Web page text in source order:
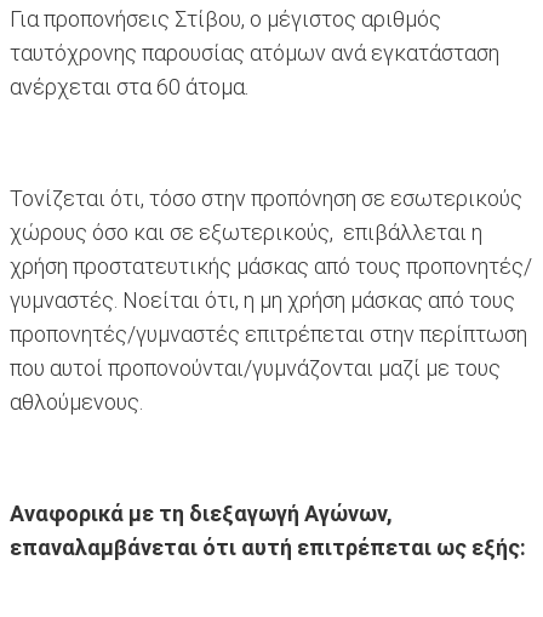
Για προπονήσεις Στίβου, ο μέγιστος αριθμός
ταυτόχρονης παρουσίας ατόμων ανά εγκατάσταση
ανέρχεται στα 60 άτομα.
Τονίζεται ότι, τόσο στην προπόνηση σε εσωτερικούς
χώρους όσο και σε εξωτερικούς, επιβάλλεται η
χρήση προστατευτικής μάσκας από τους προπονητές/
γυμναστές. Νοείται ότι, η μη χρήση μάσκας από τους
προπονητές/γυμναστές επιτρέπεται στην περίπτωση
που αυτοί προπονούνται/γυμνάζονται μαζί με τους
αθλούμενους.
Αναφορικά με τη διεξαγωγή Αγώνων,
επαναλαμβάνεται ότι αυτή επιτρέπεται ως εξής: